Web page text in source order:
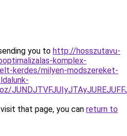
you to http://hosszutavu-
komplex-
kerdes/milyen-modszereket-
that page, you can return to